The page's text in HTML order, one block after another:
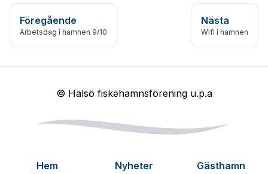
Föregående
Arbetsdag i hamnen 9/10
Nästa
Wifi i hamnen
© Hälsö fiskehamnsförening u.p.a
Hem Nyheter Gästhamn